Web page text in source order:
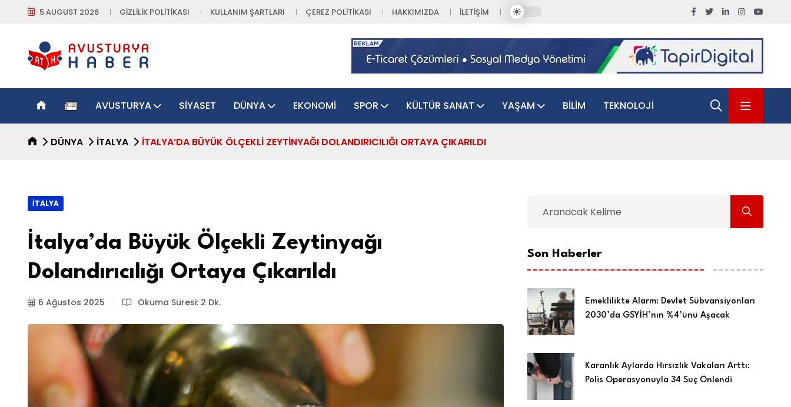
5 AUGUST 2026 GIZLILIK POLITIKASI KULLANIM ŞARTLARI ÇEREZ POLITIKASI HAKKIMIZDA İLETIŞIM
AVUSTURYA SIYASET DÜNYA EKONOMI SPOR KÜLTÜR SANAT YAŞAM BILIM TEKNOLOJI
DÜNYA İTALYA İTALYA’DA BÜYÜK ÖLÇEKLI ZEYTINYAĞI DOLANDIRICILIĞI ORTAYA ÇIKARILDI
İTALYA
İtalya’da Büyük Ölçekli Zeytinyağı
Dolandırıcılığı Ortaya Çıkarıldı
6 Ağustos 2025 Okuma Süresi: 2 Dk.
Son Haberler
Emeklilikte Alarm: Devlet Sübvansiyonları
2030’da GSYİH’nın %4’ünü Aşacak
Karanlık Aylarda Hırsızlık Vakaları Arttı:
Polis Operasyonuyla 34 Suç Önlendi